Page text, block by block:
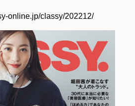
online.jp/classy/202212/